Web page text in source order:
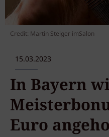
Credit: Martin Steiger imSalon
15.03.2023
In Bayern
Euro